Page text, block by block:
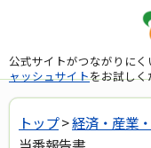
公式サイトがつながりに
ャッシュサイトをお試し
トップ>経済・産業